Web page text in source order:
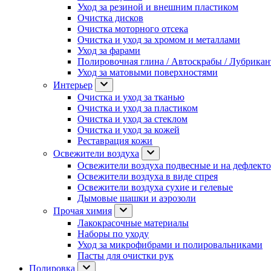
Уход за резиной и внешним пластиком
Очистка дисков
Очистка моторного отсека
Очистка и уход за хромом и металлами
Уход за фарами
Полировочная глина / Автоскрабы /
Уход за матовыми поверхностями
Интерьер
Очистка и уход за тканью
Очистка и уход за пластиком
Очистка и уход за стеклом
Очистка и уход за кожей
Реставрация кожи
Освежители воздуха
Освежители воздуха подвесные и на
Освежители воздуха в виде спрея
Освежители воздуха сухие и гелевые
Дымовые шашки и аэрозоли
Прочая химия
Лакокрасочные материалы
Наборы по уходу
Уход за микрофибрами и полировальниками
Пасты для очистки рук
Полировка